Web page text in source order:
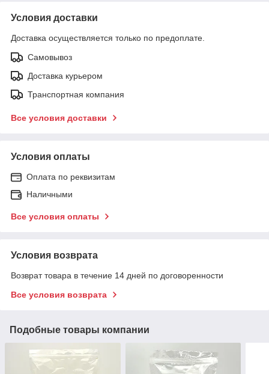
Условия доставки
Доставка осуществляется только по предоплате.
Самовывоз
Доставка курьером
Транспортная компания
Все условия доставки
Условия оплаты
Оплата по реквизитам
Наличными
Все условия оплаты
Условия возврата
Возврат товара в течение 14 дней по договоренности
Все условия возврата
Подобные товары компании